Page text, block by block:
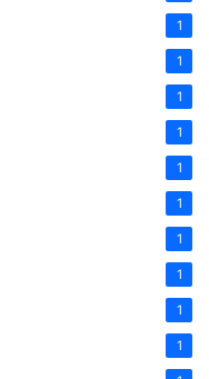
1
1
1
1
1
1
1
1
1
1